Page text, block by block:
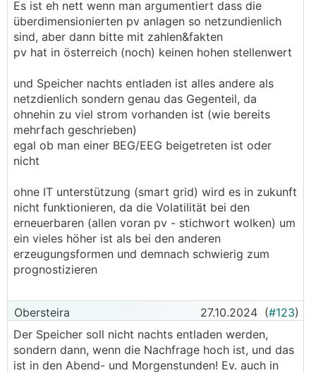
Es ist eh nett wenn man argumentiert dass die
überdimensionierten pv anlagen so netzundienlich
sind, aber dann bitte mit zahlen&fakten
pv hat in österreich (noch) keinen hohen stellenwert
und Speicher nachts entladen ist alles andere als
netzdienlich sondern genau das Gegenteil, da
ohnehin zu viel strom vorhanden ist (wie bereits
mehrfach geschrieben)
egal ob man einer BEG/EEG beigetreten ist oder
nicht
ohne IT unterstützung (smart grid) wird es in zukunft
nicht funktionieren, da die Volatilität bei den
erneuerbaren (allen voran pv - stichwort wolken) um
ein vieles höher ist als bei den anderen
erzeugungsformen und demnach schwierig zum
prognostizieren
Obersteira 27.10.2024 (#123)
Der Speicher soll nicht nachts entladen werden,
sondern dann, wenn die Nachfrage hoch ist, und das
ist in den Abend- und Morgenstunden! Ev. auch in